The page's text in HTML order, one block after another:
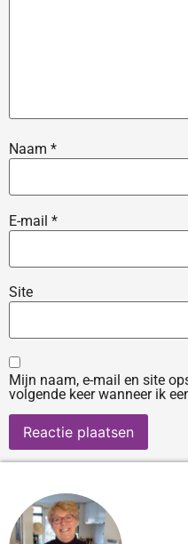
Naam *
E-mail *
Site
Mijn naam, e-mail en site
volgende keer wanneer ik